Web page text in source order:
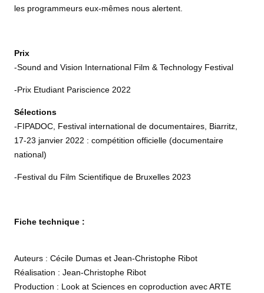
les programmeurs eux-mêmes nous alertent.
Prix
-Sound and Vision International Film & Technology Festival
-Prix Etudiant Pariscience 2022
Sélections
-FIPADOC, Festival international de documentaires, Biarritz,
17-23 janvier 2022 : compétition officielle (documentaire
national)
-Festival du Film Scientifique de Bruxelles 2023
Fiche technique :
Auteurs : Cécile Dumas et Jean-Christophe Ribot
Réalisation : Jean-Christophe Ribot
Production : Look at Sciences en coproduction avec ARTE